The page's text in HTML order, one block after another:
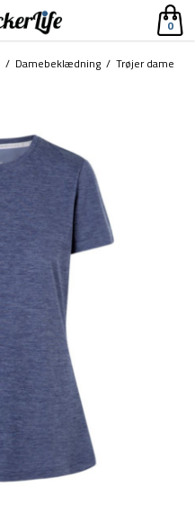
0
/ Damebeklædning / Trøjer dame